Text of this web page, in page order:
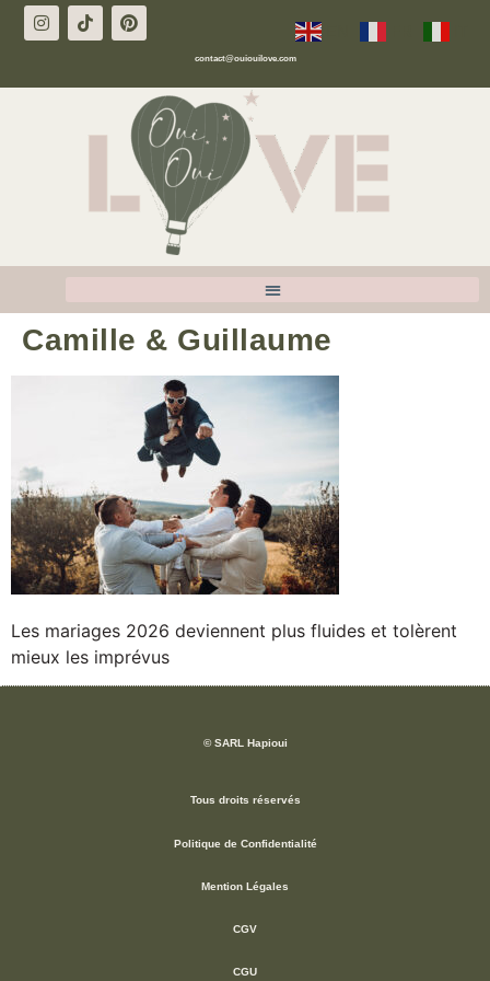
contact@ouiouilove.com
Camille & Guillaume
Les mariages 2026 deviennent plus fluides et tolèrent
mieux les imprévus
© SARL Hapioui
Tous droits réservés
Politique de Confidentialité
Mention Légales
CGV
CGU